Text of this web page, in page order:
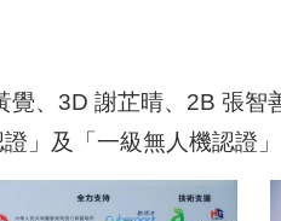
覺、3D 謝芷晴、2B 張
」及「一級無人機認證